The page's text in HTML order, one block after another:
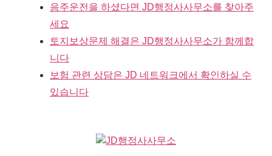
음주운전을 하셨다면 JD행정사사무소를 찾아주
세요
토지보상문제 해결은 JD행정사사무소가 함께합
니다
보험 관련 상담은 JD 네트워크에서 확인하실 수
있습니다